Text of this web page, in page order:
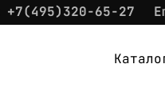
+7(495)320-65-27